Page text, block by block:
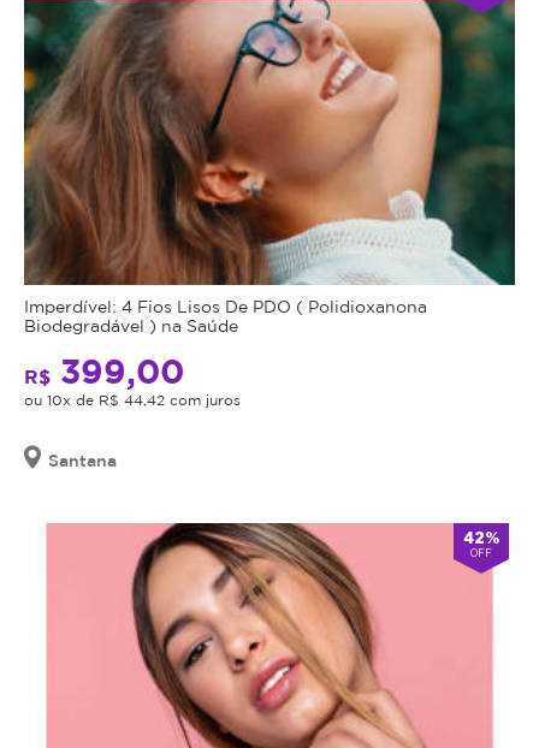
Imperdível: 4 Fios Lisos De PDO ( Polidioxanona
Biodegradável ) na Saúde
R$ 399,00
ou 10x de R$ 44,42 com juros
Santana
42%
OFF